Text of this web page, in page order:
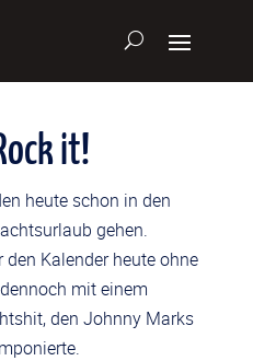
it!
heute schon in den
gehen.
Kalender heute ohne
mit einem
den Johnny Marks